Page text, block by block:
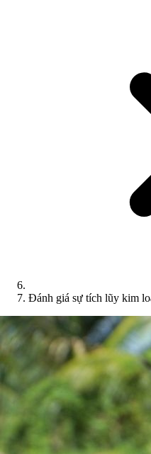
Đánh giá sự tích lũy kim